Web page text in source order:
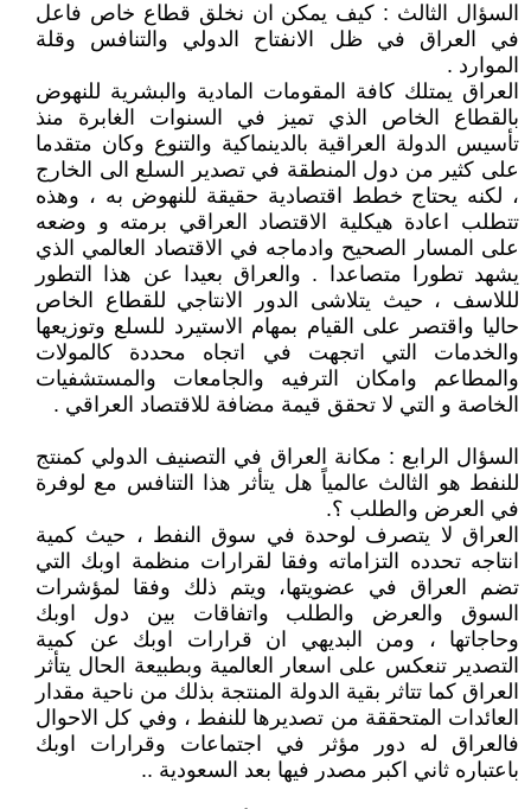
السؤال الثالث : كيف يمكن ان نخلق قطاع خاص فاعل
في العراق في ظل الانفتاح الدولي والتنافس وقلة
الموارد .
العراق يمتلك كافة المقومات المادية والبشرية للنهوض
بالقطاع الخاص الذي تميز في السنوات الغابرة منذ
تأسيس الدولة العراقية بالدينماكية والتنوع وكان متقدما
على كثير من دول المنطقة في تصدير السلع الى الخارج
، لكنه يحتاج خطط اقتصادية حقيقة للنهوض به ، وهذه
تتطلب اعادة هيكلية الاقتصاد العراقي برمته و وضعه
على المسار الصحيح وادماجه في الاقتصاد العالمي الذي
يشهد تطورا متصاعدا . والعراق بعيدا عن هذا التطور
لللاسف ، حيث يتلاشى الدور الانتاجي للقطاع الخاص
حاليا واقتصر على القيام بمهام الاستيرد للسلع وتوزيعها
والخدمات التي اتجهت في اتجاه محددة كالمولات
والمطاعم وامكان الترفيه والجامعات والمستشفيات
الخاصة و التي لا تحقق قيمة مضافة للاقتصاد العراقي .
السؤال الرابع : مكانة العراق في التصنيف الدولي كمنتج
للنفط هو الثالث عالمياً هل يتأثر هذا التنافس مع لوفرة
في العرض والطلب ؟.
العراق لا يتصرف لوحدة في سوق النفط ، حيث كمية
انتاجه تحدده التزاماته وفقا لقرارات منظمة اوبك التي
تضم العراق في عضويتها، ويتم ذلك وفقا لمؤشرات
السوق والعرض والطلب واتفاقات بين دول اوبك
وحاجاتها ، ومن البديهي ان قرارات اوبك عن كمية
التصدير تنعكس على اسعار العالمية وبطبيعة الحال يتأثر
العراق كما تتاثر بقية الدولة المنتجة بذلك من ناحية مقدار
العائدات المتحققة من تصديرها للنفط ، وفي كل الاحوال
فالعراق له دور مؤثر في اجتماعات وقرارات اوبك
باعتباره ثاني اكبر مصدر فيها بعد السعودية ..